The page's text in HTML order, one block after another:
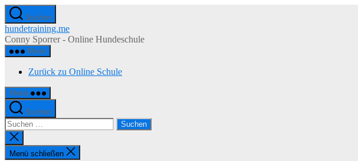
Zum
Inhalt
springen
Suchen
hundetraining.me
Conny Sporrer - Online Hundeschule
Menü
Zurück zu Online Schule
Menü
Suchen
Suchen
nach:
Suche
schließen
Menü schließen